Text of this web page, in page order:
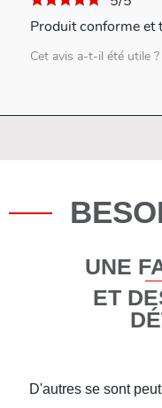
Produit conforme et
Cet avis a-t-il été utile ?
UNE
ET
D'autres se sont